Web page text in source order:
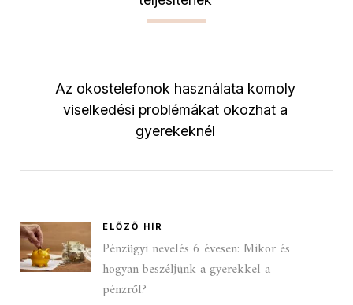
Az okostelefonok használata komoly
viselkedési problémákat okozhat a
gyerekeknél
ELŐZŐ HÍR
Pénzügyi nevelés 6 évesen: Mikor és
hogyan beszéljünk a gyerekkel a
pénzről?